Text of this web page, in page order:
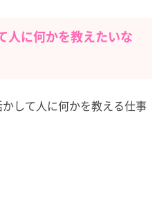
人に何かを教えたいな
して人に何かを教える仕事